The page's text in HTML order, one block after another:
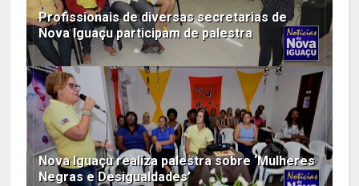
Profissionais de diversas secretarias de
Nova Iguaçu participam de palestra
Nova Iguaçu realiza palestra sobre ‘Mulheres
Negras e Desigualdades’